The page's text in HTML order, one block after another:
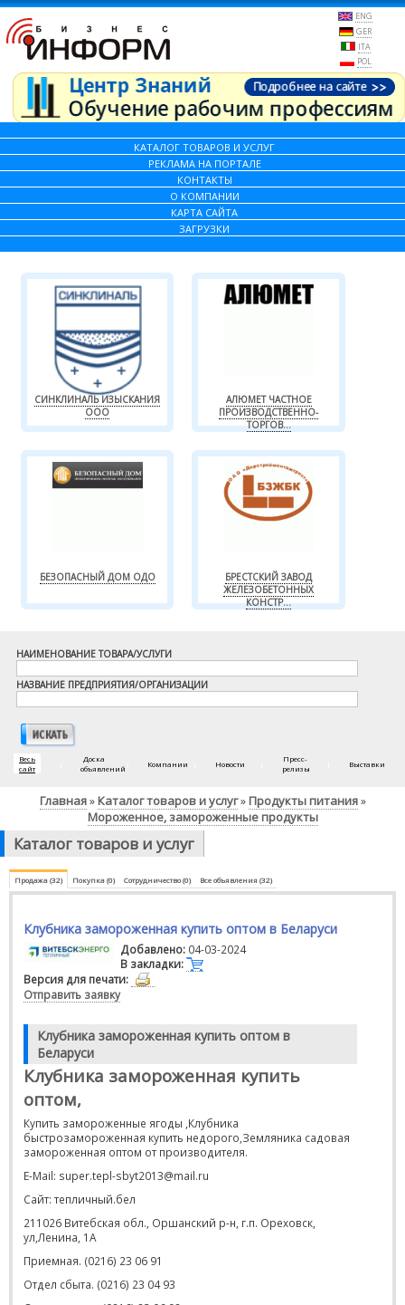
ENG
GER
ITA
POL
КАТАЛОГ ТОВАРОВ И УСЛУГ
РЕКЛАМА НА ПОРТАЛЕ
КОНТАКТЫ
О КОМПАНИИ
КАРТА САЙТА
ЗАГРУЗКИ
СИНКЛИНАЛЬ ИЗЫСКАНИЯ
ООО
АЛЮМЕТ ЧАСТНОЕ
ПРОИЗВОДСТВЕННО-
ТОРГОВ...
БЕЗОПАСНЫЙ ДОМ ОДО
БРЕСТСКИЙ ЗАВОД
ЖЕЛЕЗОБЕТОННЫХ
КОНСТР...
НАИМЕНОВАНИЕ ТОВАРА/УСЛУГИ
НАЗВАНИЕ ПРЕДПРИЯТИЯ/ОРГАНИЗАЦИИ
Весь
сайт
Доска
объявлений
Компании Новости
Пресс-
релизы
Выставки
Главная» Каталог товаров и услуг» Продукты питания»
Мороженное, замороженные продукты
Каталог товаров и услуг
Продажа (32) Покупка (0) Сотрудничество (0) Все объявления (32)
Клубника замороженная купить оптом в Беларуси
Добавлено: 04-03-2024
В закладки:
Версия для печати:
Отправить заявку
Клубника замороженная купить оптом в
Беларуси
Клубника замороженная купить
оптом,
Купить замороженные ягоды ,Клубника
быстрозамороженная купить недорого,Земляника садовая
замороженная оптом от производителя.
E-Mail: super.tepl-sbyt2013@mail.ru
Сайт: тепличный.бел
211026 Витебская обл., Оршанский р-н, г.п. Ореховск,
ул,Ленина, 1А
Приемная. (0216) 23 06 91
Отдел сбыта. (0216) 23 04 93